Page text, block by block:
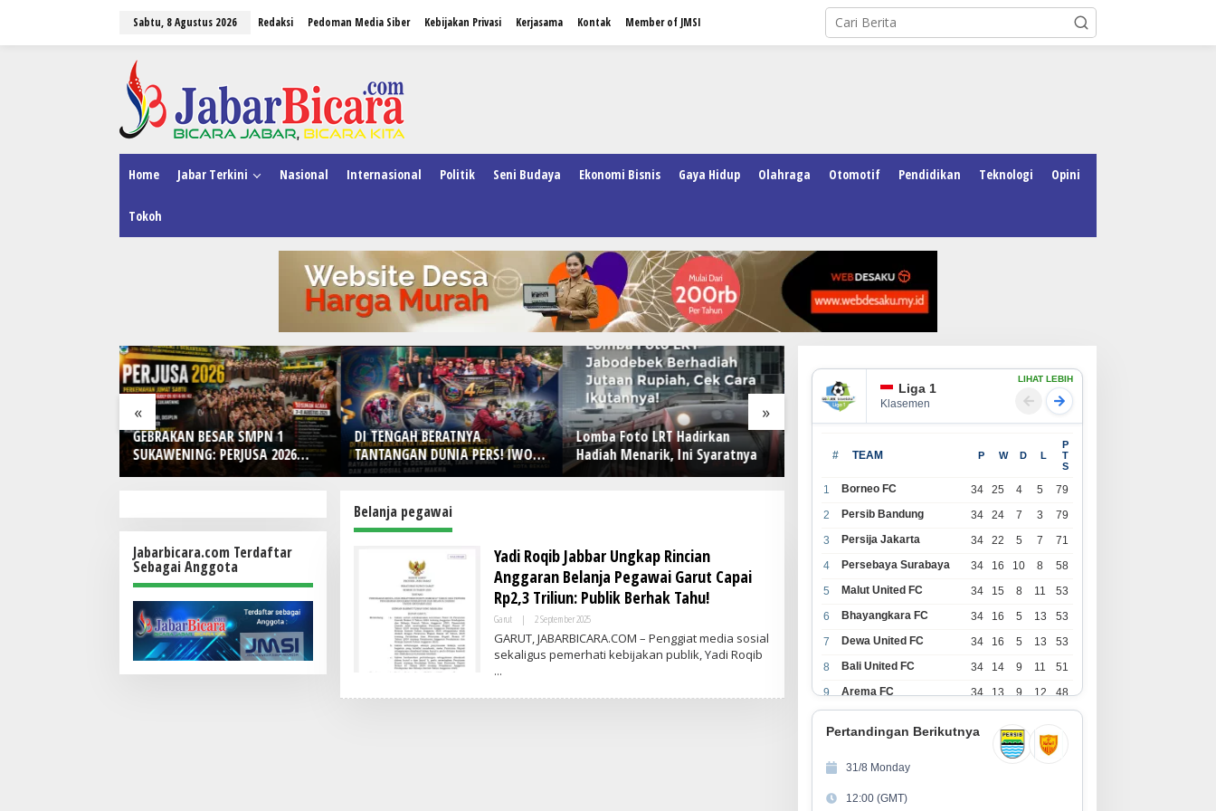
Sabtu, 8 Agustus 2026 Redaksi Pedoman Media Siber Kebijakan Privasi Kerjasama Kontak Member of JMSI
Home Jabar Terkini Nasional Internasional Politik Seni Budaya Ekonomi Bisnis Gaya Hidup Olahraga Otomotif Pendidikan Teknologi Opini
Tokoh
« »
GEBRAKAN BESAR SMPN 1
SUKAWENING: PERJUSA 2026
TEMPA KARAKTER, DISIPLIN,
DI TENGAH BERATNYA
TANTANGAN DUNIA PERS! IWO
Indonesia Kota Bekasi Rayakan
Bunga, dan Aksi Sosial Sarat
Makna
Lomba Foto LRT Hadirkan
Hadiah Menarik, Ini Syaratnya
Dukung Penciptaan Lapangan
Pekerja di Pabrik Tembakau
GEBRAKAN BESAR PERUMDA
TIRTA INTAN GARUT! Gandeng
APDESI, Target 4.000
Sambungan Rumah Demi
Wujudkan Akses Air Bersih
Jabarbicara.com Terdaftar
Sebagai Anggota
Belanja pegawai
Yadi Roqib Jabbar Ungkap Rincian
Anggaran Belanja Pegawai Garut Capai
Rp2,3 Triliun: Publik Berhak Tahu!
Garut | 2 September 2025O
L
E
H
M
GARUT, JABARBICARA.COM – Penggiat media sosial
sekaligus pemerhati kebijakan publik, Yadi Roqib
Liga 1
Klasemen
LIHAT LEBIH
# TEAM P W D L
P
T
S
1 Borneo FC 34 25 4 5
79
2
Persib Bandung 34 24 7 3
79
3
Persija Jakarta 34 22 5 7
71
4
Persebaya Surabaya 34 16 10 8
58
5
Malut United FC 34 15 8 11
53
6
Bhayangkara FC 34 16 5 13
53
7
Dewa United FC 34 16 5 13
53
8
Bali United FC 34 14 9 11
51
9
Arema FC 34 13 9 12
48
0
1
11 12 11
2
Persik Kediri
Pertandingan Berikutnya
31/8 Monday
12:00 (GMT)